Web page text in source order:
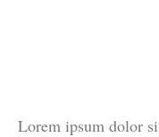
Lorem ipsum dolor